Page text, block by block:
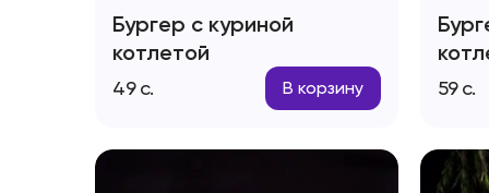
Бургер с куриной
котлетой
49с. В корзину 59 с.